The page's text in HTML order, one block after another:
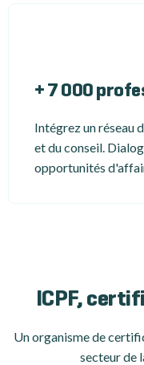
+ 7 000
Intégrez un réseau
et du conseil.
opportunités
ICPF,
Un organisme de
secteur de